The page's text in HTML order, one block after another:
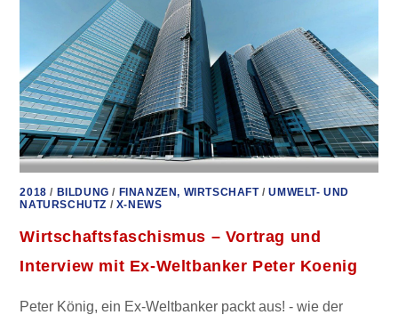
2018 / BILDUNG / FINANZEN, WIRTSCHAFT/UMWELT- UND
NATURSCHUTZ / X-NEWS
Wirtschaftsfaschismus – Vortrag und
Interview mit Ex-Weltbanker Peter Koenig
Peter König, ein Ex-Weltbanker packt aus! - wie der